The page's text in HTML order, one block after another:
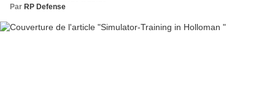
Par RP Defense